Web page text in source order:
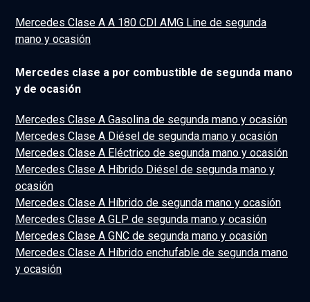
Mercedes Clase A A 180 CDI AMG Line de segunda
mano y ocasión
Mercedes clase a por combustible de segunda mano
y de ocasión
Mercedes Clase A Gasolina de segunda mano y ocasión
Mercedes Clase A Diésel de segunda mano y ocasión
Mercedes Clase A Eléctrico de segunda mano y ocasión
Mercedes Clase A Híbrido Diésel de segunda mano y
ocasión
Mercedes Clase A Híbrido de segunda mano y ocasión
Mercedes Clase A GLP de segunda mano y ocasión
Mercedes Clase A GNC de segunda mano y ocasión
Mercedes Clase A Híbrido enchufable de segunda mano
y ocasión